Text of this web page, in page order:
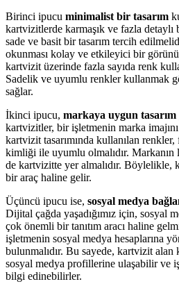
Birinci ipucu minimalist bir tasarım
kartvizitlerde karmaşık ve fazla detaylı
sade ve basit bir tasarım tercih
okunması kolay ve etkileyici bir
kartvizit üzerinde fazla sayıda renk
Sadelik ve uyumlu renkler kullanmak
sağlar.
İkinci ipucu, markaya uygun tasarım
kartvizitler, bir işletmenin marka imajını
kartvizit tasarımında kullanılan
kimliği ile uyumlu olmalıdır. Markanın
de kartvizitte yer almalıdır. Böylelikle,
bir araç haline gelir.
Üçüncü ipucu ise, sosyal medya
Dijital çağda yaşadığımız için, sosyal
çok önemli bir tanıtım aracı haline
işletmenin sosyal medya hesaplarına
bulunmalıdır. Bu sayede, kartvizit
sosyal medya profillerine ulaşabilir ve
bilgi edinebilirler.